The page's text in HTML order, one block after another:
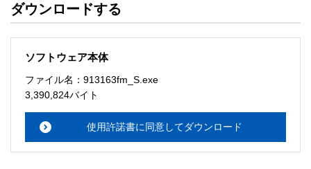
・ソフトウェアを改変、またはリバースエンジニアリング
ソフトウェアのサポート
・本サーバでは、ユーザーサポートは行いません。搭載ソ
メーションセンターまでお願い
ルをお読み下さい。
ダウンロードする
ソフトウェア本体
ファイル名：913163fm_S.exe
3,390,824バイト
使用許諾書に同意してダウンロード